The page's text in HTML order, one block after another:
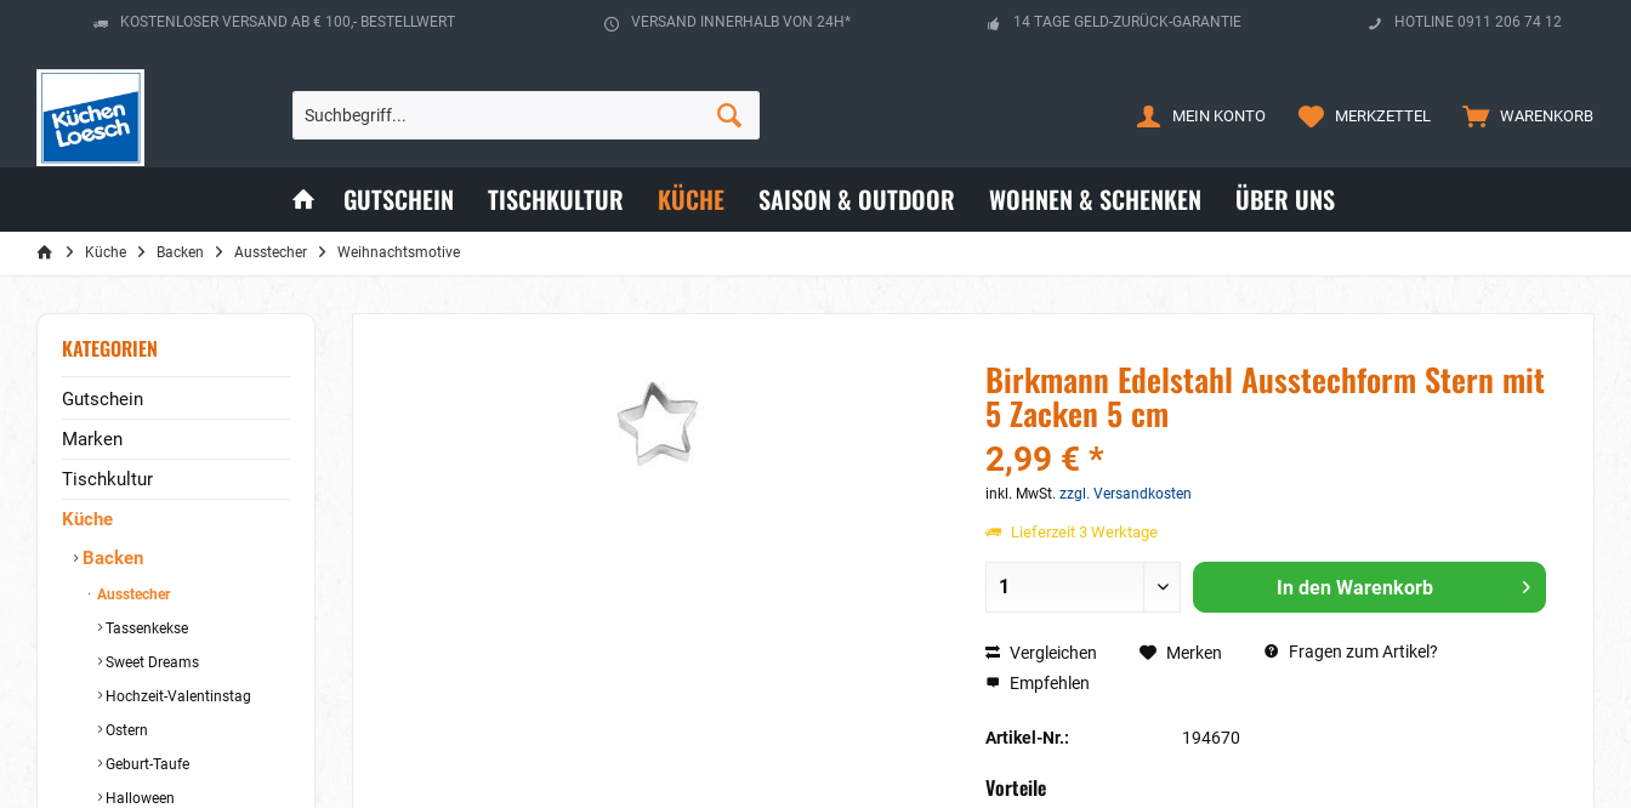
KOSTENLOSER VERSAND AB € 100,- BESTELLWERT VERSAND INNERHALB VON 24H* 14 TAGE GELD-ZURÜCK-GARANTIE HOTLINE 0911 206 74 12
WARENKORB
MERKZETTEL
MEIN KONTO
GUTSCHEIN TISCHKULTUR KÜCHE SAISON & OUTDOOR WOHNEN & SCHENKEN ÜBER UNS
Küche Backen Ausstecher Weihnachtsmotive
KATEGORIEN
Gutschein
Marken
Tischkultur
Küche
Backen
Ausstecher
Tassenkekse
Sweet Dreams
Hochzeit-Valentinstag
Ostern
Geburt-Taufe
Halloween
Birkmann Edelstahl Ausstechform Stern mit
5 Zacken 5 cm
2,99 € *
inkl. MwSt. zzgl. Versandkosten
Lieferzeit 3 Werktage
In den Warenkorb
Vergleichen Merken
Fragen zum Artikel?
Empfehlen
Artikel-Nr.: 194670
Vorteile